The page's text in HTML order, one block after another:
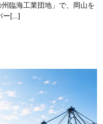
臨海工業団地」で、岡山を
ー[…]